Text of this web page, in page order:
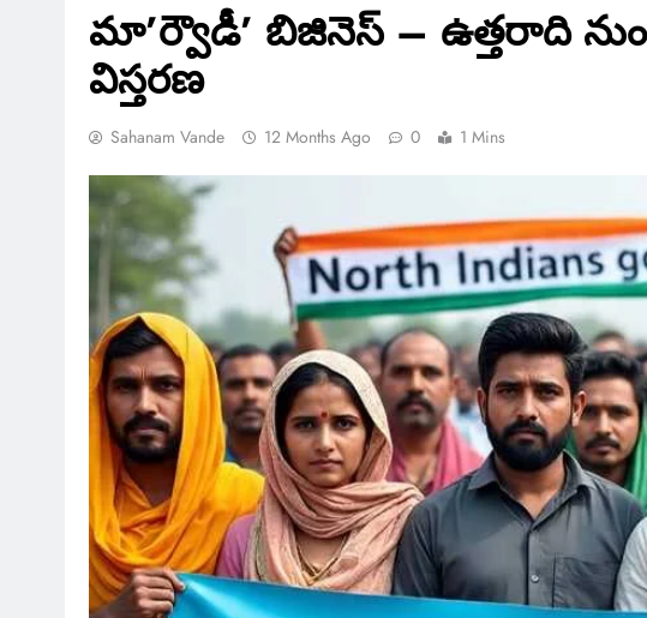
మా’ర్వౌడీ’ బిజినెస్ – ఉత్తరాది
విస్తరణ
Sahanam Vande 12 Months Ago 0 1 Mins